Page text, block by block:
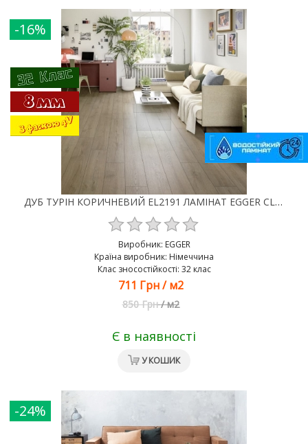
ДУБ ТУРІН КОРИЧНЕВИЙ EL2191 ЛАМІНАТ EGGER CLASSIC AQUA 4V 32 КЛАС 8 ММ
Виробник: EGGER
Країна виробник: Німеччина
Клас зносостійкості: 32 клас
-16%
711 Грн /м2
850 Грн /м2
Є в наявності
У КОШИК
-24%